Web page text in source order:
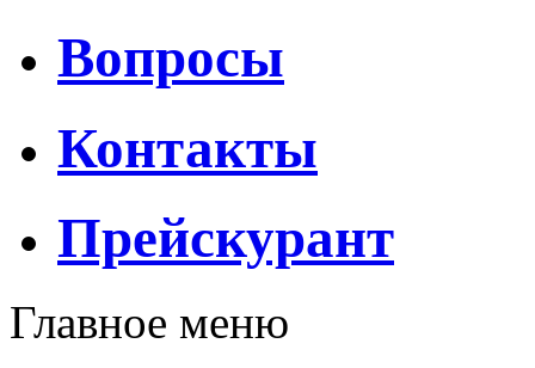
Вопросы
Контакты
Прейскурант
Главное меню